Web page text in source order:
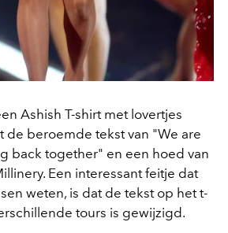
Ashish T-shirt met lovertjes
beroemde tekst van "We are
back together" en een hoed van
Een interessant feitje dat
weten, is dat de tekst op het t-
tours is gewijzigd.